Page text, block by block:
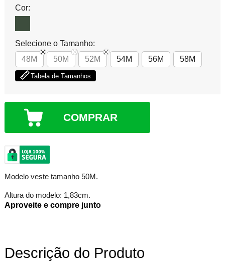
Cor:
Selecione o Tamanho:
48M
50M 52M 54M 56M 58M
Tabela de Tamanhos
COMPRAR
Modelo veste tamanho 50M.
Altura do modelo: 1,83cm.
Aproveite e compre junto
Descrição do Produto